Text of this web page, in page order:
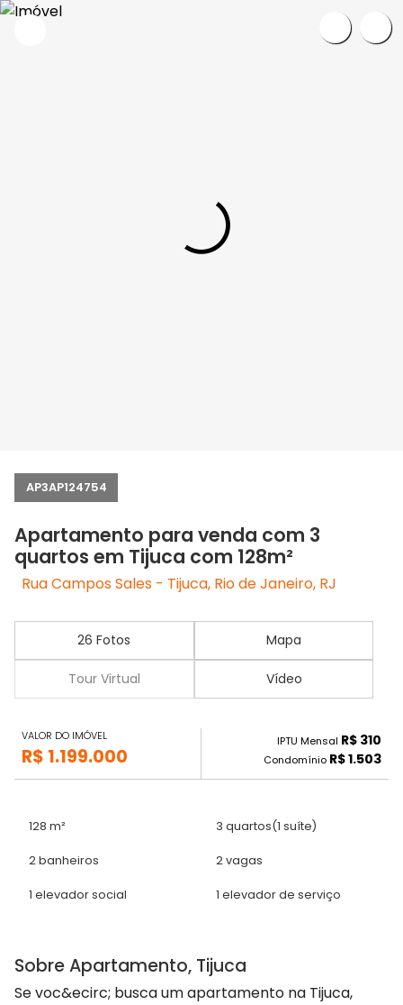
AP3AP124754
Apartamento para venda com 3
quartos em Tijuca com 128m²
Rua Campos Sales - Tijuca, Rio de Janeiro, RJ
26 Fotos Mapa
Tour Virtual Vídeo
VALOR DO IMÓVEL
R$ 1.199.000
IPTU Mensal R$ 310
Condomínio R$ 1.503
128 m² 3 quartos(1 suíte)
2 banheiros 2 vagas
1 elevador social 1 elevador de serviço
Sobre Apartamento, Tijuca
Se voc&ecirc; busca um apartamento na Tijuca,